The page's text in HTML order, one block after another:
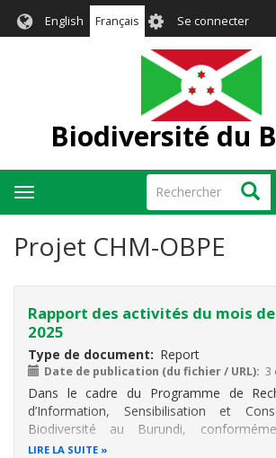
English Français User
account
menu
Se connecter
Biodiversité du
Rechercher
Toggle
navigation
Projet CHM-OBPE
Rapport des activités du mois
2025
Type de document Report
Date de publication (du fichier / URL) 3
Dans le cadre du Programme de
d’Information, Sensibilisation et
Biodiversité au Burundi,
attribuées au Consultant CHM, il a été
LIRE LA SUITE